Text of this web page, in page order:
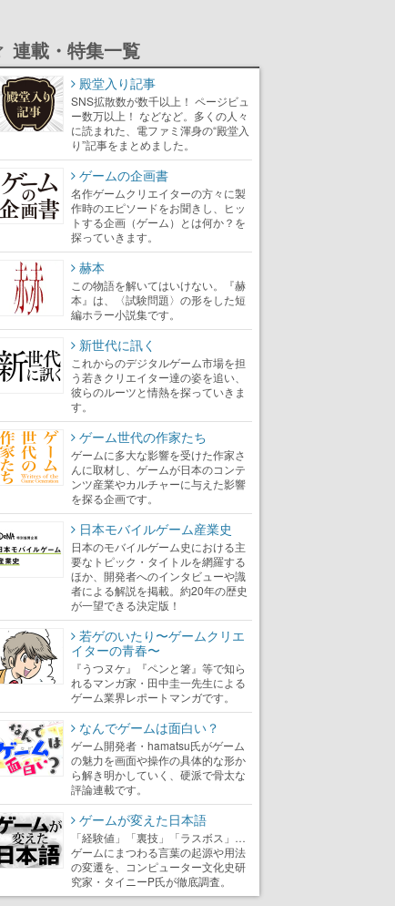
連載・特集一覧
殿堂入り記事
SNS拡散数が数千以上！ ページビュ
ー数万以上！ などなど。多くの人々
に読まれた、電ファミ渾身の“殿堂入
り”記事をまとめました。
ゲームの企画書
名作ゲームクリエイターの方々に製
作時のエピソードをお聞きし、ヒッ
トする企画（ゲーム）とは何か？を
探っていきます。
赫本
この物語を解いてはいけない。『赫
本』は、〈試験問題〉の形をした短
編ホラー小説集です。
新世代に訊く
これからのデジタルゲーム市場を担
う若きクリエイター達の姿を追い、
彼らのルーツと情熱を探っていきま
す。
ゲーム世代の作家たち
ゲームに多大な影響を受けた作家さ
んに取材し、ゲームが日本のコンテ
ンツ産業やカルチャーに与えた影響
を探る企画です。
日本モバイルゲーム産業史
日本のモバイルゲーム史における主
要なトピック・タイトルを網羅する
ほか、開発者へのインタビューや識
者による解説を掲載。約20年の歴史
が一望できる決定版！
若ゲのいたり〜ゲームクリエ
イターの青春〜
『うつヌケ』『ペンと箸』等で知ら
れるマンガ家・田中圭一先生による
ゲーム業界レポートマンガです。
なんでゲームは面白い？
ゲーム開発者・hamatsu氏がゲーム
の魅力を画面や操作の具体的な形か
ら解き明かしていく、硬派で骨太な
評論連載です。
ゲームが変えた日本語
「経験値」「裏技」「ラスボス」…
ゲームにまつわる言葉の起源や用法
の変遷を、コンピューター文化史研
究家・タイニーP氏が徹底調査。